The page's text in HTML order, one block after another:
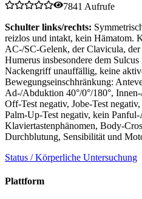
7841 Aufrufe
Schulter links/rechts:
reizlos und intakt, kein Hämatom.
AC-/SC-Gelenk, der Clavicula,
Humerus insbesondere dem
Nackengriff unauffällig, keine
Bewegungseinschhränkung:
Ad-/Abduktion 40°/0°/180°,
Off-Test negativ, Jobe-Test
Palm-Up-Test negativ, kein
Klaviertastenphänomen, Body-
Durchblutung, Sensibilität und
Status / Körperliche Untersuchung
Plattform